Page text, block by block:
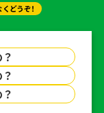
どうぞ！